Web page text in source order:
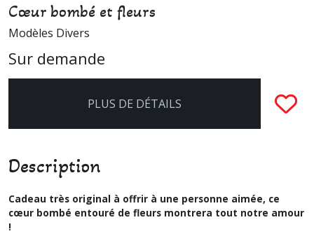
Cœur bombé et fleurs
Modèles Divers
Sur demande
PLUS DE DÉTAILS
Description
Cadeau très original à offrir à une personne aimée, ce
cœur bombé entouré de fleurs montrera tout notre amour
!